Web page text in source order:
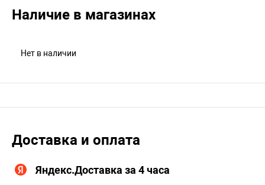
Наличие в магазинах
Нет в наличии
Доставка и оплата
Яндекс.Доставка за 4 часа